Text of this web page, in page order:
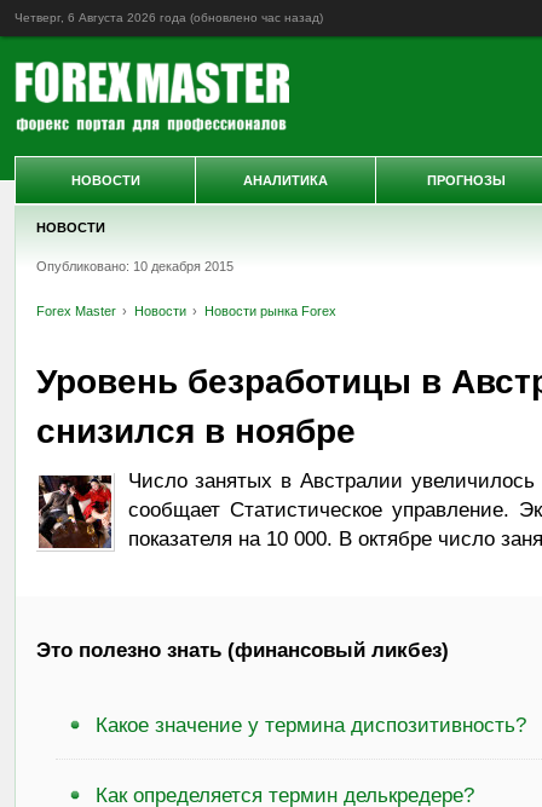
Четверг, 6 Августа 2026 года (обновлено час назад)
НОВОСТИ
Опубликовано: 10 декабря 2015
Forex Master Новости Новости рынка Forex
Уровень безработицы в
снизился в ноябре
Число занятых в Австралии
сообщает Статистическое управление.
показателя на 10 000. В октябре число
Это полезно знать (финансовый ликбез)
Какое значение у термина диспозитивность?
Как определяется термин делькредере?
НОВОСТИ АНАЛИТИКА ПРОГНОЗЫ